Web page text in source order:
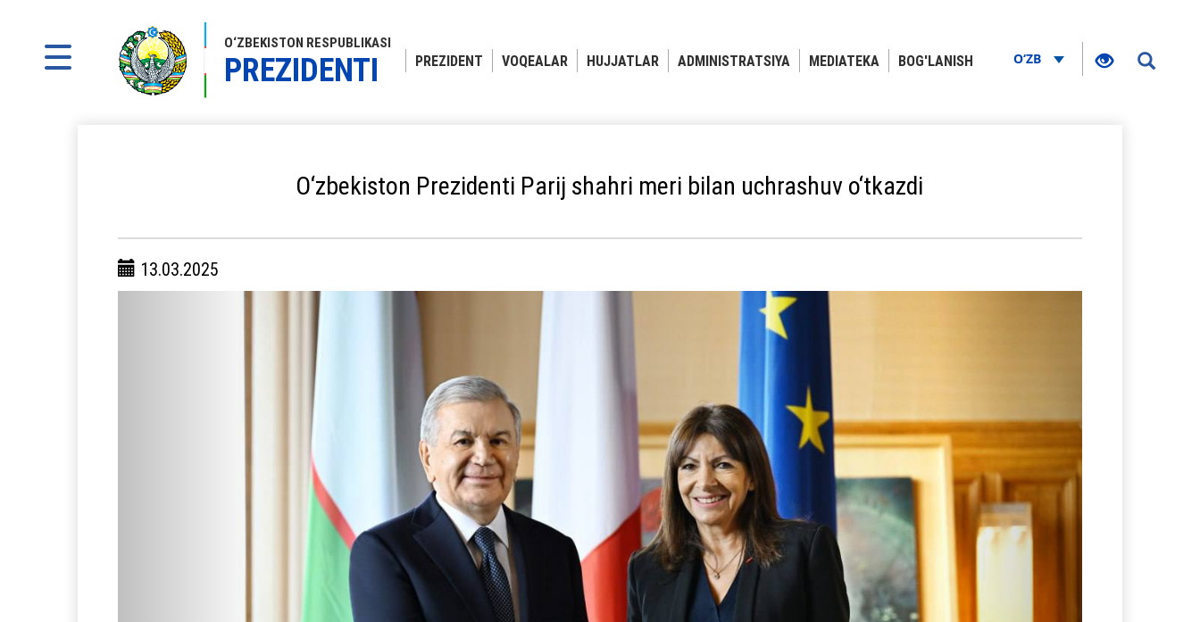
O‘ZBEKISTON RESPUBLIKASI
PREZIDENTI PREZIDENT VOQEALAR HUJJATLAR ADMINISTRATSIYA MEDIATEKA BOG'LANISH O‘ZB
O‘zbekiston Prezidenti Parij shahri meri bilan uchrashuv o‘tkazdi
13.03.2025